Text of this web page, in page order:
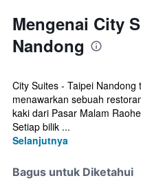
Mengenai City
Nandong
City Suites - Taipei
menawarkan sebuah
kaki dari Pasar Malam
Setiap bilik ...
Selanjutnya
Bagus untuk Diketahui